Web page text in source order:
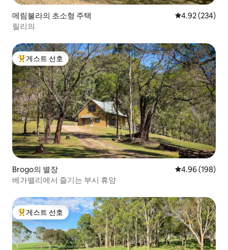
메림불라의 초소형 주택 평점 4.92점(5
4.92 (234)
릴리의
상위 게스트 선호
게스트 선호
Brogo의 별장 평점 4.96점(5
4.96 (198)
베가밸리에서 즐기는 부시 휴양
상위 게스트 선호
게스트 선호